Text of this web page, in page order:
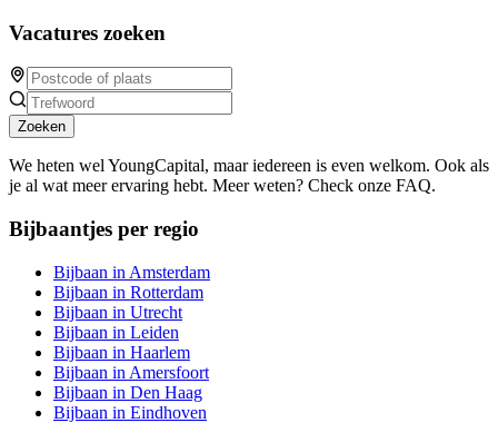
Vacatures zoeken
Zoeken
We heten wel YoungCapital, maar iedereen is even welkom. Ook als
je al wat meer ervaring hebt. Meer weten? Check onze FAQ.
Bijbaantjes per regio
Bijbaan in Amsterdam
Bijbaan in Rotterdam
Bijbaan in Utrecht
Bijbaan in Leiden
Bijbaan in Haarlem
Bijbaan in Amersfoort
Bijbaan in Den Haag
Bijbaan in Eindhoven